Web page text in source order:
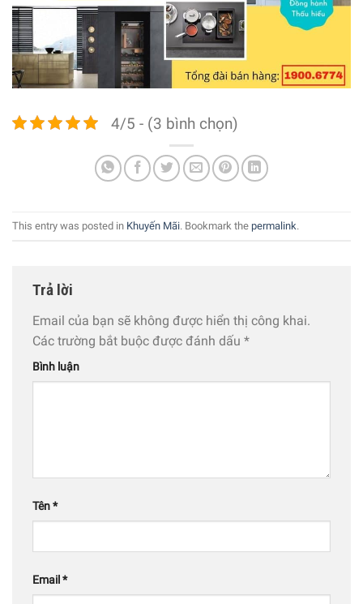
4/5 - (3 bình chọn)
This entry was posted in Khuyến Mãi. Bookmark the permalink.
Trả lời
Email của bạn sẽ không được hiển thị công khai.
Các trường bắt buộc được đánh dấu *
Bình luận
Tên*
Email *